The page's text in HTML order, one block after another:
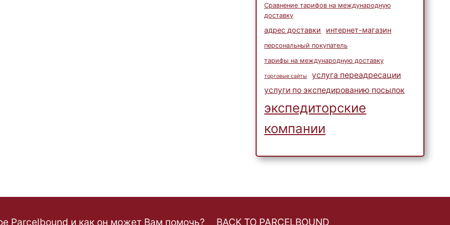
Сравнение тарифов на международную
доставку
адрес доставки интернет-магазин
персональный покупатель
тарифы на международную доставку
торговые сайты
услуга переадресации
услуги по экспедированию посылок
экспедиторские
компании
Parcelbound и как он может Вам помочь? BACK TO PARCELBOUND